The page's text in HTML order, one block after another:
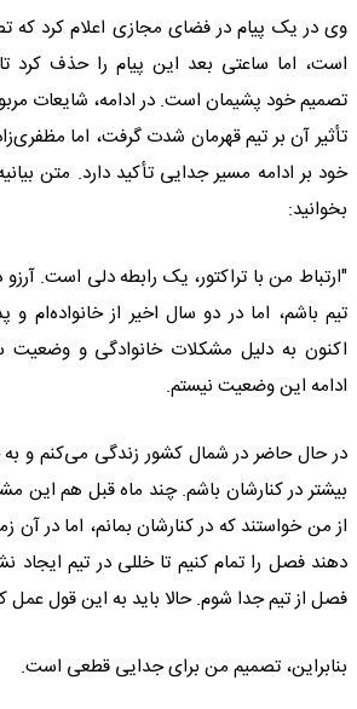
وی در یک پیام در فضای مجازی اعلام کرد که
است، اما ساعتی بعد این پیام را حذف کرد
تصمیم خود پشیمان است. در ادامه، شایعات
تأثیر آن بر تیم قهرمان شدت گرفت، اما
خود بر ادامه مسیر جدایی تأکید دارد. متن
بخوانید:
"ارتباط من با تراکتور، یک رابطه دلی است.
تیم باشم، اما در دو سال اخیر از خانواده‌ام و
اکنون به دلیل مشکلات خانوادگی و وضعیت
ادامه این وضعیت نیستم.
در حال حاضر در شمال کشور زندگی می‌کنم و به
بیشتر در کنارشان باشم. چند ماه قبل هم این
از من خواستند که در کنارشان بمانم، اما در آن
دهند فصل را تمام کنیم تا خللی در تیم ایجاد
فصل از تیم جدا شوم. حالا باید به این قول عمل
بنابراین، تصمیم من برای جدایی قطعی است.